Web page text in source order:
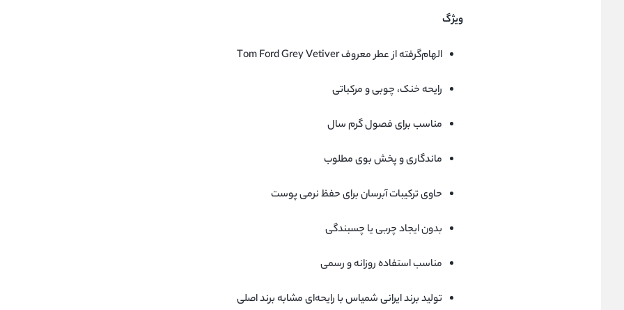
ویژگ
الهام‌گرفته از عطر معروف Tom Ford Grey Vetiver
رایحه خنک، چوبی و مرکباتی
مناسب برای فصول گرم سال
ماندگاری و پخش بوی مطلوب
حاوی ترکیبات آبرسان برای حفظ نرمی پوست
بدون ایجاد چربی یا چسبندگی
مناسب استفاده روزانه و رسمی
تولید برند ایرانی شمیاس با رایحه‌ای مشابه برند اصلی